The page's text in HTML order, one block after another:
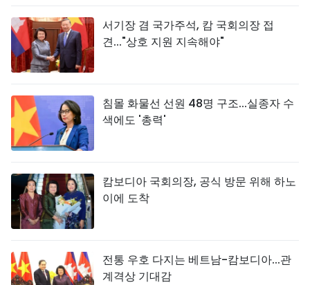
서기장 겸 국가주석, 캄 국회의장 접
견..."상호 지원 지속해야"
침몰 화물선 선원 48명 구조...실종자 수
색에도 '총력'
캄보디아 국회의장, 공식 방문 위해 하노
이에 도착
전통 우호 다지는 베트남-캄보디아...관
계격상 기대감